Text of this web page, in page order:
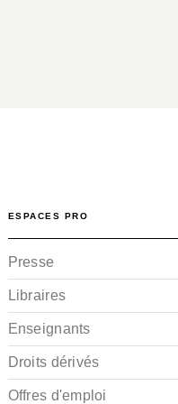
ESPACES PRO
Presse
Libraires
Enseignants
Droits dérivés
Offres d'emploi